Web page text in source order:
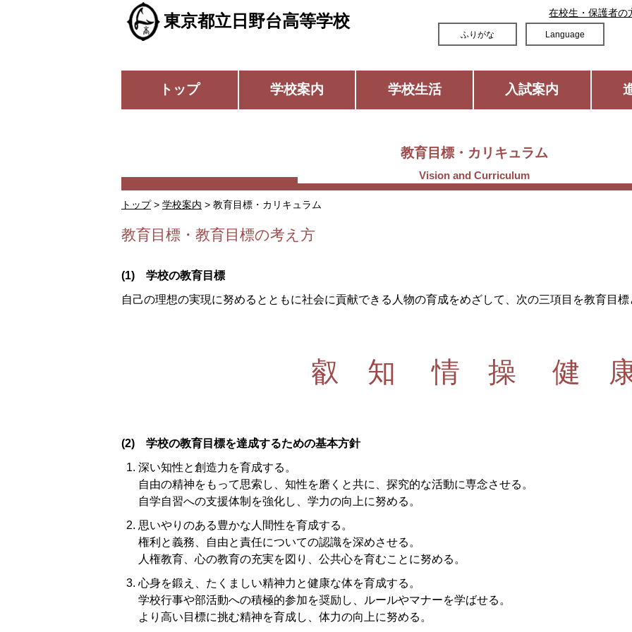
東京都立日野台高等学校
ふりがな Language
トップ 学校案内 学校生活 入試案内
在校生・保護者の
トップ> 学校案内 > 教育目標・カリキュラム
教育目標・カリキュラム
教育目標・教育目標の考え方
(1) 学校の教育目標
自己の理想の実現に努めるとともに社会に貢献できる人物の育成をめざして、次の三項目を教育目
叡 知 情 操 健
(2) 学校の教育目標を達成するための基本方針
深い知性と創造力を育成する。
自由の精神をもって思索し、知性を磨くと共に、探究的な活動に専念させる。
自学自習への支援体制を強化し、学力の向上に努める。
思いやりのある豊かな人間性を育成する。
権利と義務、自由と責任についての認識を深めさせる。
人権教育、心の教育の充実を図り、公共心を育むことに努める。
心身を鍛え、たくましい精神力と健康な体を育成する。
学校行事や部活動への積極的参加を奨励し、ルールやマナーを学ばせる。
より高い目標に挑む精神を育成し、体力の向上に努める。